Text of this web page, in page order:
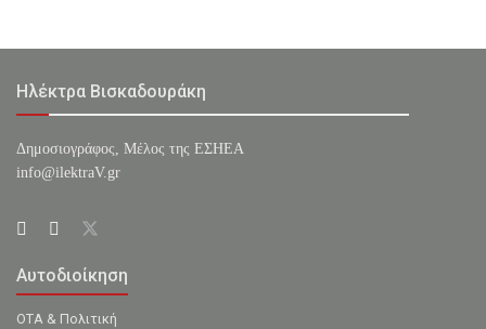
Ηλέκτρα Βισκαδουράκη
Δημοσιογράφος, Μέλος της ΕΣHΕΑ
info@ilektraV.gr
Αυτοδιοίκηση
ΟΤΑ & Πολιτική